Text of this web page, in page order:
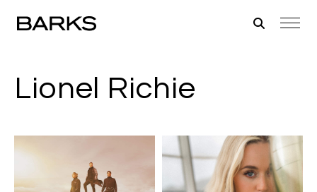
Lionel Richie